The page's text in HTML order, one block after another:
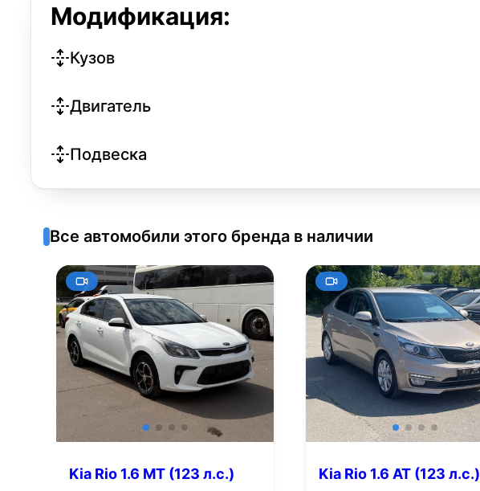
Модификация:
Кузов
Двигатель
Подвеска
Все автомобили этого бренда в наличии
Kia Rio 1.6 MT (123 л.с.) Kia Rio 1.6 AT (123 л.с.)